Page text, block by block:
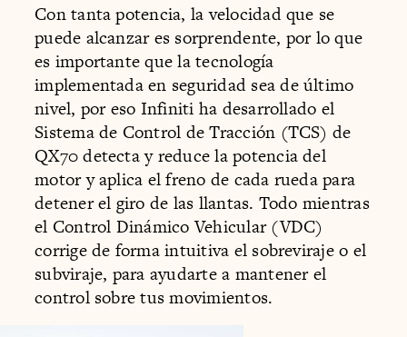
Con tanta potencia, la velocidad que se
puede alcanzar es sorprendente, por lo que
es importante que la tecnología
implementada en seguridad sea de último
nivel, por eso Infiniti ha desarrollado el
Sistema de Control de Tracción (TCS) de
QX70 detecta y reduce la potencia del
motor y aplica el freno de cada rueda para
detener el giro de las llantas. Todo mientras
el Control Dinámico Vehicular (VDC)
corrige de forma intuitiva el sobreviraje o el
subviraje, para ayudarte a mantener el
control sobre tus movimientos.